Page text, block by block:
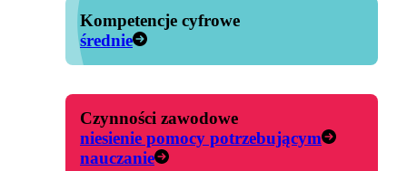
Kompetencje cyfrowe
średnie
Czynności zawodowe
niesienie pomocy potrzebującym
nauczanie